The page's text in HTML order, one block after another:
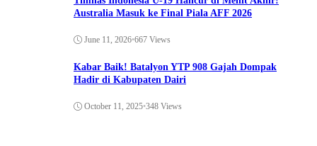
Australia Masuk ke Final Piala AFF 2026
June 11, 2026•667 Views
Kabar Baik! Batalyon YTP 908 Gajah Dompak
Hadir di Kabupaten Dairi
October 11, 2025•348 Views